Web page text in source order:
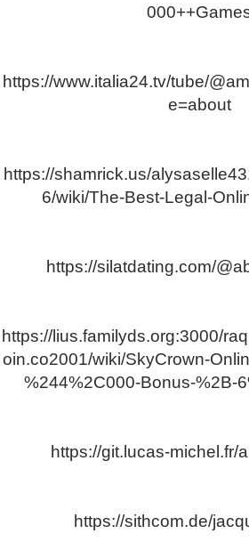
https://www.italia24.tv/tube/
e=about
https://shamrick.us/
6/wiki/The-Best-Legal-
https://silatdating.com/
https://lius.familyds.org:3000/
oin.co2001/wiki/SkyCrown-
%244%2C000-Bonus-%2B-
https://git.lucas-michel.fr/
https://sithcom.de/